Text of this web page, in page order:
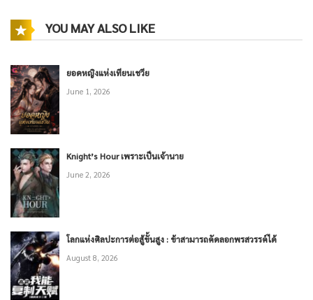
YOU MAY ALSO LIKE
ยอดหญิงแห่งเทียนเชวีย
June 1, 2026
Knight’s Hour เพราะเป็นเจ้านาย
June 2, 2026
โลกแห่งศิลปะการต่อสู้ขั้นสูง : ข้าสามารถคัดลอกพรสวรรค์ได้
August 8, 2026